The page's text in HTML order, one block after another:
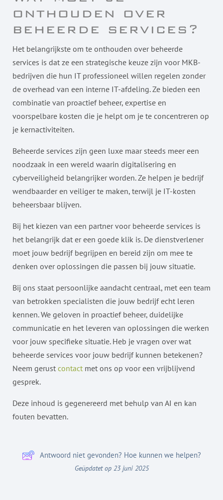
onthouden over
beheerde services?
Het belangrijkste om te onthouden over beheerde
services is dat ze een strategische keuze zijn voor MKB-
bedrijven die hun IT professioneel willen regelen zonder
de overhead van een interne IT-afdeling. Ze bieden een
combinatie van proactief beheer, expertise en
voorspelbare kosten die je helpt om je te concentreren op
je kernactiviteiten.
Beheerde services zijn geen luxe maar steeds meer een
noodzaak in een wereld waarin digitalisering en
cyberveiligheid belangrijker worden. Ze helpen je bedrijf
wendbaarder en veiliger te maken, terwijl je IT-kosten
beheersbaar blijven.
Bij het kiezen van een partner voor beheerde services is
het belangrijk dat er een goede klik is. De dienstverlener
moet jouw bedrijf begrijpen en bereid zijn om mee te
denken over oplossingen die passen bij jouw situatie.
Bij ons staat persoonlijke aandacht centraal, met een team
van betrokken specialisten die jouw bedrijf echt leren
kennen. We geloven in proactief beheer, duidelijke
communicatie en het leveren van oplossingen die werken
voor jouw specifieke situatie. Heb je vragen over wat
beheerde services voor jouw bedrijf kunnen betekenen?
Neem gerust contact met ons op voor een vrijblijvend
gesprek.
Deze inhoud is gegenereerd met behulp van AI en kan
fouten bevatten.
Antwoord niet gevonden? Hoe kunnen we helpen?
Geüpdatet op 23 juni 2025